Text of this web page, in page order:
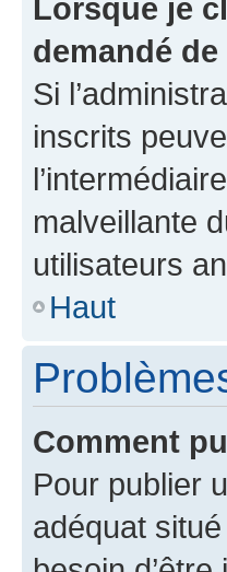
Lorsque je
demandé
Si
inscrits
malveillante
utilisateurs
Haut
Comment
Pour publier
adéquat